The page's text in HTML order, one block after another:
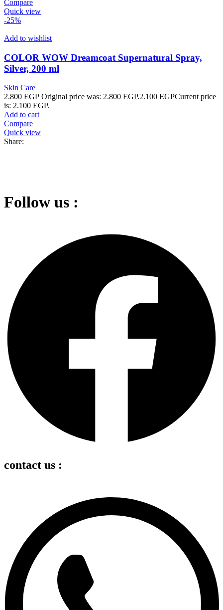
Compare
Quick view
-25%
Add to wishlist
COLOR WOW Dreamcoat Supernatural Spray,
Silver, 200 ml
Skin Care
2.800EGP Original price was: 2.800 EGP.2.100 EGPCurrent price
is: 2.100 EGP.
Add to cart
Compare
Quick view
Share:
Follow us :
contact us :